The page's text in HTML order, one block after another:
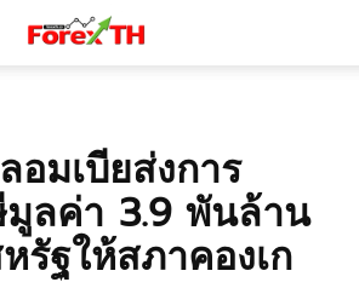
อมเบียส่งการ
ลค่า 3.9 พันล้าน
รัฐให้สภาคองเก